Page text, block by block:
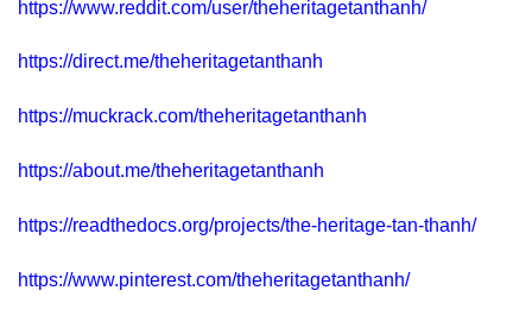
https://www.reddit.com/user/theheritagetanthanh/
https://direct.me/theheritagetanthanh
https://muckrack.com/theheritagetanthanh
https://about.me/theheritagetanthanh
https://readthedocs.org/projects/the-heritage-tan-thanh/
https://www.pinterest.com/theheritagetanthanh/